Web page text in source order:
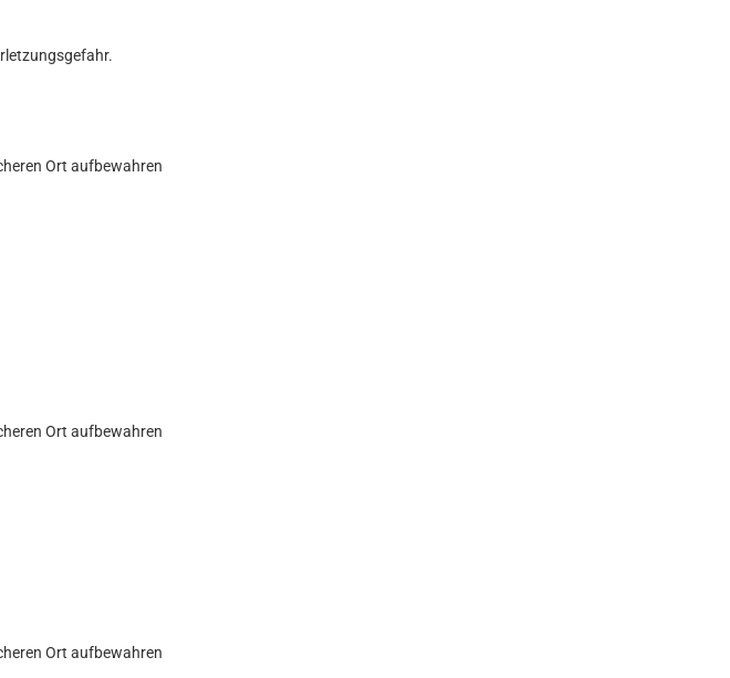
Ort aufbewahren
Ort aufbewahren
Ort aufbewahren